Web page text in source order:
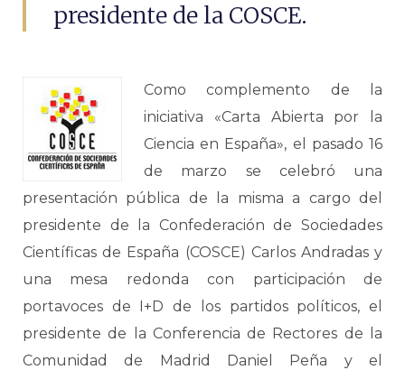
presidente de la COSCE.
Como complemento de la
iniciativa «Carta Abierta por la
Ciencia en España», el pasado 16
de marzo se celebró una
presentación pública de la misma a cargo del
presidente de la Confederación de Sociedades
Científicas de España (COSCE) Carlos Andradas y
una mesa redonda con participación de
portavoces de I+D de los partidos políticos, el
presidente de la Conferencia de Rectores de la
Comunidad de Madrid Daniel Peña y el